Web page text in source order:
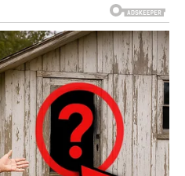
gdje god da se pojave.
i zanimljive prilike
toga ide u vašu korist.